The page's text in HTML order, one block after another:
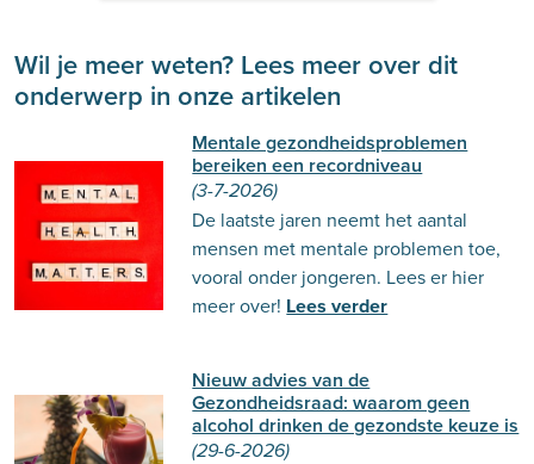
Wil je meer weten? Lees meer over dit
onderwerp in onze artikelen
Mentale gezondheidsproblemen
bereiken een recordniveau
(3-7-2026)
De laatste jaren neemt het aantal
mensen met mentale problemen toe,
vooral onder jongeren. Lees er hier
meer over! Lees verder
Nieuw advies van de
Gezondheidsraad: waarom geen
alcohol drinken de gezondste keuze is
(29-6-2026)